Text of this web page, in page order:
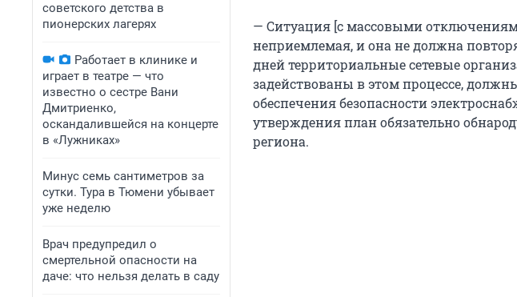
советского детства в
пионерских лагерях
Работает в клинике и
играет в театре — что
известно о сестре Вани
Дмитриенко,
оскандалившейся на концерте
в «Лужниках»
Минус семь сантиметров за
сутки. Тура в Тюмени убывает
уже неделю
Врач предупредил о
смертельной опасности на
даче: что нельзя делать в саду
— Ситуация [с массовыми
неприемлемая, и она не должна
дней территориальные сетевые
задействованы в этом процессе,
обеспечения безопасности
утверждения план обязательно
региона.